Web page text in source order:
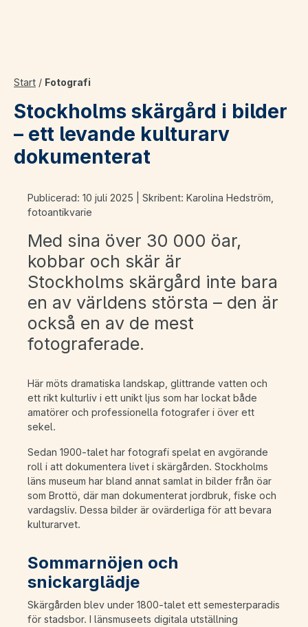
Start / Fotografi
Stockholms skärgård i bilder
– ett levande kulturarv
dokumenterat
Publicerad: 10 juli 2025 | Skribent: Karolina Hedström,
fotoantikvarie
Med sina över 30 000 öar,
kobbar och skär är
Stockholms skärgård inte bara
en av världens största – den är
också en av de mest
fotograferade.
Här möts dramatiska landskap, glittrande vatten och
ett rikt kulturliv i ett unikt ljus som har lockat både
amatörer och professionella fotografer i över ett
sekel.
Sedan 1900-talet har fotografi spelat en avgörande
roll i att dokumentera livet i skärgården. Stockholms
läns museum har bland annat samlat in bilder från öar
som Brottö, där man dokumenterat jordbruk, fiske och
vardagsliv. Dessa bilder är ovärderliga för att bevara
kulturarvet.
Sommarnöjen och
snickarglädje
Skärgården blev under 1800-talet ett semesterparadis
för stadsbor. I länsmuseets digitala utställning